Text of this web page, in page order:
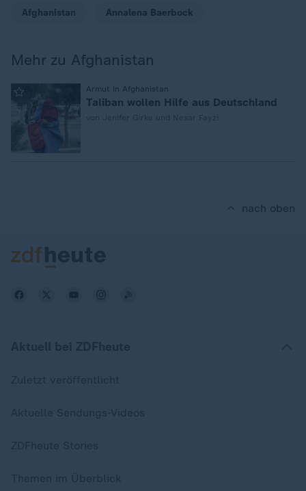
Afghanistan Annalena Baerbock
Mehr zu Afghanistan
Armut in Afghanistan
Taliban wollen Hilfe aus Deutschland
nach oben